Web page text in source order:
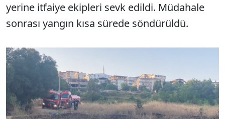
yerine itfaiye ekipleri sevk edildi. Müdahale
sonrası yangın kısa sürede söndürüldü.